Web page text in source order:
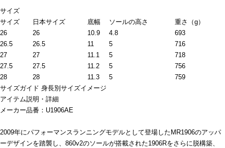
サイズ
サイズ
日本サイズ 底幅 ソールの高さ
重さ（g）
26
26 10.9 4.8
693
26.5
26.5 11 5
716
27
27 11.1 5
718
27.5
27.5 11.2 5
756
28
28 11.3 5
759
サイズガイド 身長別サイズイメージ
アイテム説明・詳細
メーカー品番：U1906AE
2009年にパフォーマンスランニングモデルとして登場したMR1906のアッパ
ーデザインを踏襲し、860v2のソールが搭載された1906Rをさらに脱構築、